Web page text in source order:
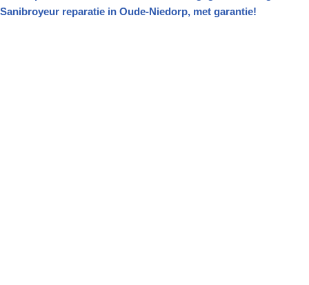
Sanibroyeur reparatie in Oude-Niedorp, met garantie!